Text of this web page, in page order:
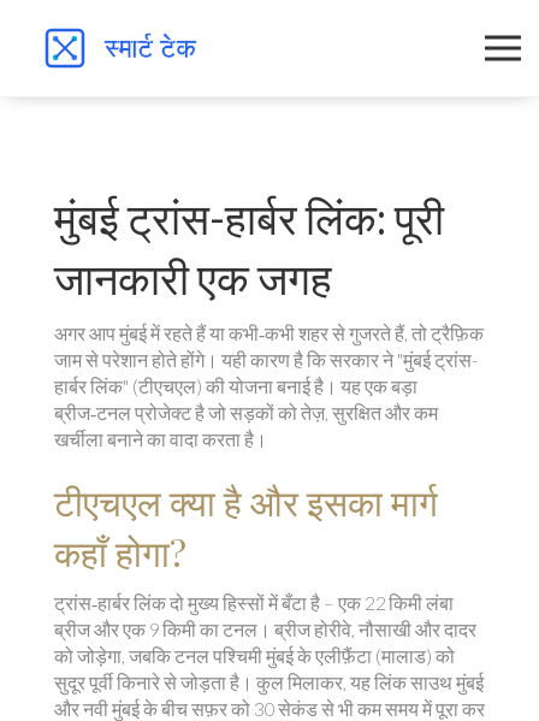
मुंबई ट्रांस-हार्बर लिंक: पूरी
जानकारी एक जगह
अगर आप मुंबई में रहते हैं या कभी‑कभी शहर से गुजरते हैं, तो ट्रैफ़िक
जाम से परेशान होते होंगे। यही कारण है कि सरकार ने "मुंबई ट्रांस-
हार्बर लिंक" (टीएचएल) की योजना बनाई है। यह एक बड़ा
ब्रीज‑टनल प्रोजेक्ट है जो सड़कों को तेज़, सुरक्षित और कम
खर्चीला बनाने का वादा करता है।
टीएचएल क्या है और इसका मार्ग
कहाँ होगा?
ट्रांस‑हार्बर लिंक दो मुख्य हिस्सों में बँटा है – एक 22 किमी लंबा
ब्रीज और एक 9 किमी का टनल। ब्रीज होरीवे, नौसाखी और दादर
को जोड़ेगा, जबकि टनल पश्चिमी मुंबई के एलीफ़ैंटा (मालाड) को
सुदूर पूर्वी किनारे से जोड़ता है। कुल मिलाकर, यह लिंक साउथ मुंबई
और नवी मुंबई के बीच सफ़र को 30 सेकंड से भी कम समय में पूरा कर